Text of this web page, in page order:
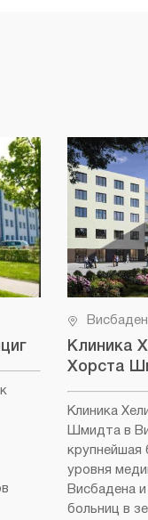
Висбаден
Клиника
Хорста
Клиника
Шмидта в
крупнейшая
уровня
Висбадена
больниц в